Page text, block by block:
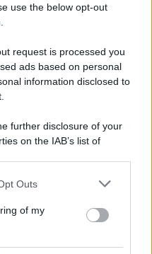
use the below opt-out
request is processed you
ads based on personal
information disclosed to
further disclosure of your
on the IAB’s list of
by us to third parties
Outs
of my
04827280654 - Testata
Inferiore N. 8/2020 - RG N.
– ISCRITTA ALL’ANSO
STAMPA ONLINE)
PRIVACY